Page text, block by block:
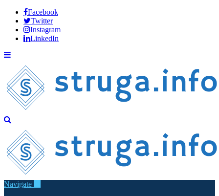
Facebook
Twitter
Instagram
LinkedIn
Navigate